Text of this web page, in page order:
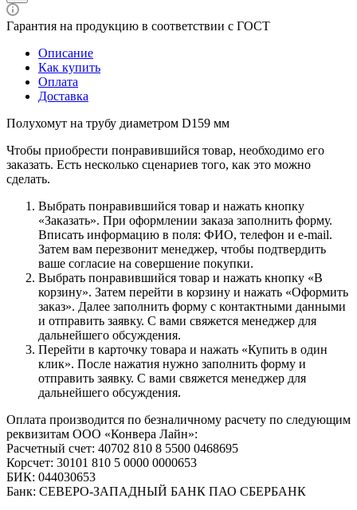
Гарантия на продукцию в соответствии с ГОСТ
Описание
Как купить
Оплата
Доставка
Полухомут на трубу диаметром D159 мм
Чтобы приобрести понравившийся товар, необходимо его
заказать. Есть несколько сценариев того, как это можно
сделать.
Выбрать понравившийся товар и нажать кнопку
«Заказать». При оформлении заказа заполнить форму.
Вписать информацию в поля: ФИО, телефон и e-mail.
Затем вам перезвонит менеджер, чтобы подтвердить
ваше согласие на совершение покупки.
Выбрать понравившийся товар и нажать кнопку «В
корзину». Затем перейти в корзину и нажать «Оформить
заказ». Далее заполнить форму с контактными данными
и отправить заявку. С вами свяжется менеджер для
дальнейшего обсуждения.
Перейти в карточку товара и нажать «Купить в один
клик». После нажатия нужно заполнить форму и
отправить заявку. С вами свяжется менеджер для
дальнейшего обсуждения.
Оплата производится по безналичному расчету по следующим
реквизитам ООО «Конвера Лайн»:
Расчетный счет: 40702 810 8 5500 0468695
Корсчет: 30101 810 5 0000 0000653
БИК: 044030653
Банк: СЕВЕРО-ЗАПАДНЫЙ БАНК ПАО СБЕРБАНК